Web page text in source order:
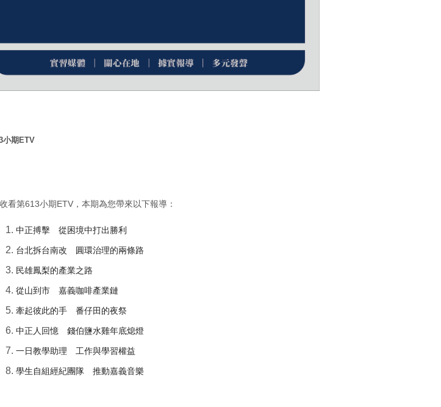
小期 ETV
看第613小期ETV，本期為您帶來以下報導：
中正搏擊 從困境中打出勝利
台北拆台南改 圓環治理的兩條路
民雄鳳梨的產業之路
從山到市 嘉義咖啡產業鏈
牽起彼此的手 番仔田的夜祭
中正人回憶 錢伯鹽水雞年底熄燈
一日教學助理 工作與學習權益
學生自組經紀團隊 推動嘉義音樂